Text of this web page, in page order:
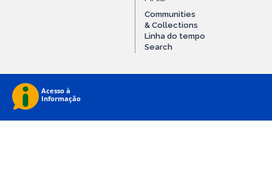
Communities
& Collections
Linha do tempo
Search